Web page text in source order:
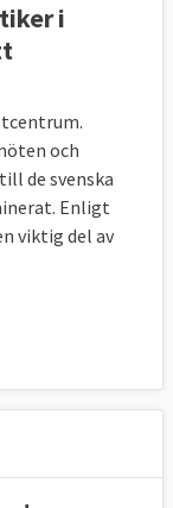
i
och
de svenska
Enligt
viktig del av